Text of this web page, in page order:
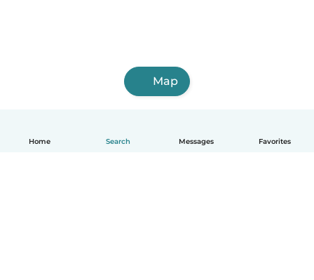
Home Search Messages Favorites
Map